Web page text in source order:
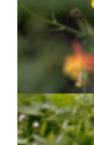
Aquilegia